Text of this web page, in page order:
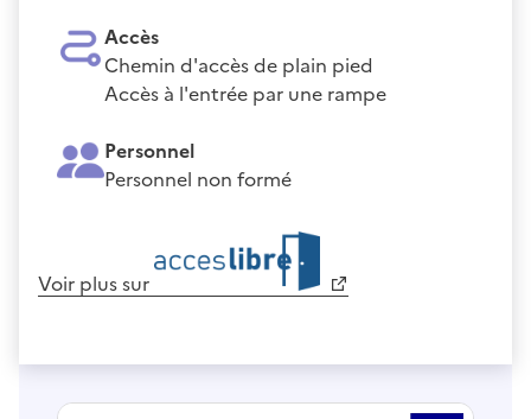
Accès
Chemin d'accès de plain pied
Accès à l'entrée par une rampe
Personnel
Personnel non formé
Voir plus sur